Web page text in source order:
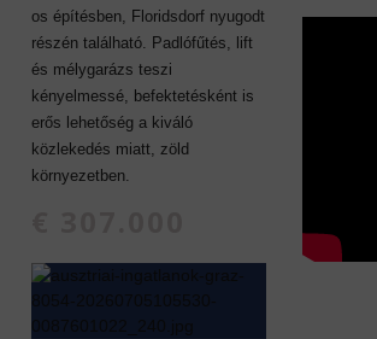
os építésben, Floridsdorf nyugodt
részén található. Padlófűtés, lift
és mélygarázs teszi
kényelmessé, befektetésként is
erős lehetőség a kiváló
közlekedés miatt, zöld
környezetben.